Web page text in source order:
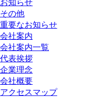
お知らせ
その他
重要なお知らせ
会社案内
会社案内一覧
代表挨拶
企業理念
会社概要
アクセスマップ